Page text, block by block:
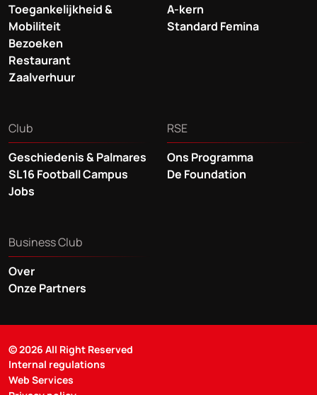
Toegankelijkheid &
Mobiliteit
Bezoeken
Restaurant
Zaalverhuur
A-kern
Standard Femina
Club
Geschiedenis & Palmares
SL16 Football Campus
Jobs
RSE
Ons Programma
De Foundation
Business Club
Over
Onze Partners
© 2026 All Right Reserved
Internal regulations
Web Services